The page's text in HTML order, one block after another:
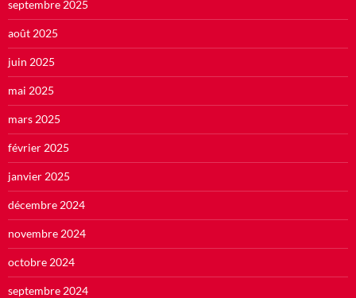
septembre 2025
août 2025
juin 2025
mai 2025
mars 2025
février 2025
janvier 2025
décembre 2024
novembre 2024
octobre 2024
septembre 2024